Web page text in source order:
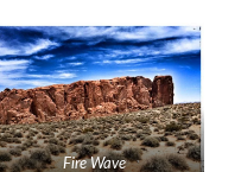
Fire Wave